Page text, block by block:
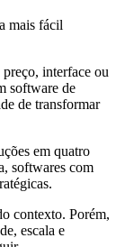
mais fácil
interface ou
software de
de transformar
em quatro
softwares com
contexto. Porém,
escala e